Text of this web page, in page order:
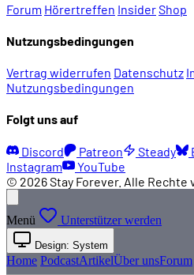
Forum Hörertreffen InsiderShop
Nutzungsbedingungen
Vertrag widerrufen Datenschutz
Nutzungsbedingungen
Folgt uns auf
Discord Patreon Steady
Instagram
YouTube
© 2026 Stay Forever. Alle Rechte
Menü Unterstützer werden
Design: System
Home PodcastArtikelÜber unsForum